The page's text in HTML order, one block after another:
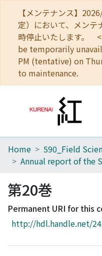
【メンテナンス】
定）において、メンテ
時停止いたします。
be temporarily
PM (tentative) on
to maintenance.
Home
Browse
Download Ranking
Access Statistics
Home
第20巻
Permanent URI for this
http://hdl.handle.net/